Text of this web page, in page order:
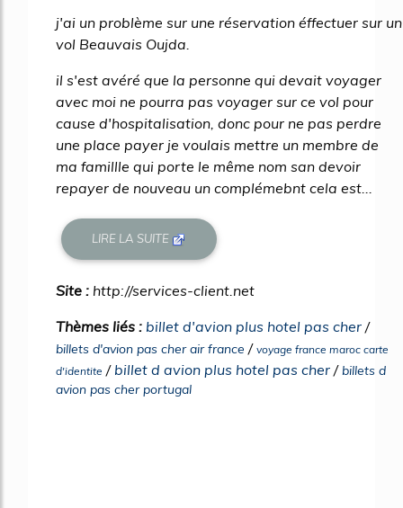
j'ai un problème sur une réservation éffectuer sur un
vol Beauvais Oujda.
il s'est avéré que la personne qui devait voyager
avec moi ne pourra pas voyager sur ce vol pour
cause d'hospitalisation, donc pour ne pas perdre
une place payer je voulais mettre un membre de
ma famillle qui porte le même nom san devoir
repayer de nouveau un complémebnt cela est...
LIRE LA SUITE
Site : http://services-client.net
Thèmes liés : billet d'avion plus hotel pas cher /
billets d'avion pas cher air france / voyage france maroc carte
d'identite / billet d avion plus hotel pas cher /billets d
avion pas cher portugal